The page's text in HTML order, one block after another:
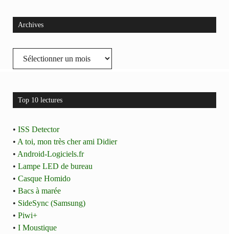
Archives
Archives
Top 10 lectures
• ISS Detector
• A toi, mon très cher ami Didier
• Android-Logiciels.fr
• Lampe LED de bureau
• Casque Homido
• Bacs à marée
• SideSync (Samsung)
• Piwi+
• I Moustique